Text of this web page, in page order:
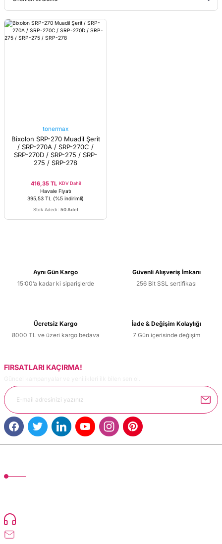
tonermax
Bixolon SRP-270 Muadil Şerit
/ SRP-270A / SRP-270C /
SRP-270D / SRP-275 / SRP-
275 / SRP-278
416,35 TL KDV Dahil
Havale Fiyatı
395,53 TL (%5 indirimli)
Stok Adedi : 50 Adet
Aynı Gün Kargo
15:00’a kadar ki siparişlerde
Güvenli Alışveriş İmkanı
256 Bit SSL sertifikası
Ücretsiz Kargo
8000 TL ve üzeri kargo bedava
İade & Değişim Kolaylığı
7 Gün içerisinde değişim
FIRSATLARI KAÇIRMA!